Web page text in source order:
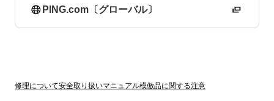
PING.com〔グローバル〕
修理について安全取り扱いマニュアル模倣品に関する注意